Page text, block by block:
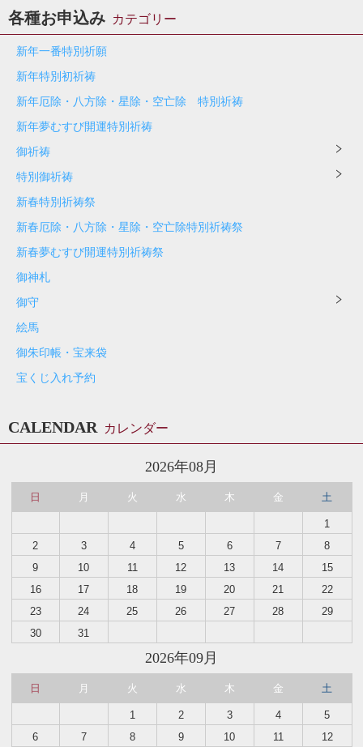
各種お申込み カテゴリー
新年一番特別祈願
新年特別初祈祷
新年厄除・八方除・星除・空亡除 特別祈祷
新年夢むすび開運特別祈祷
御祈祷
特別御祈祷
新春特別祈祷祭
新春厄除・八方除・星除・空亡除特別祈祷祭
新春夢むすび開運特別祈祷祭
御神札
御守
絵馬
御朱印帳・宝来袋
宝くじ入れ予約
CALENDAR カレンダー
2026年08月
日 月 火 水 木 金 土
1
2
3 4 5 6 7
8
9
10 11 12 13 14
15
16
17 18 19 20 21
22
23
24 25 26 27 28
29
30
31
2026年09月
日 月 火 水 木 金 土
1 2 3 4
5
6
7 8 9 10 11 12